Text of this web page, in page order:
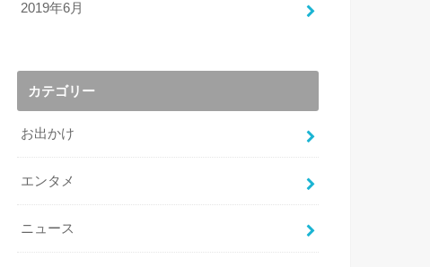
2019年6月
カテゴリー
お出かけ
エンタメ
ニュース